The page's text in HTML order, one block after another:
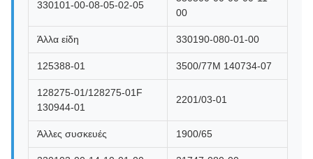
330101-00-08-05-02-05
00
Άλλα είδη 330190-080-01-00
125388-01 3500/77M 140734-07
128275-01/128275-01F
130944-01
2201/03-01
Άλλες συσκευές 1900/65